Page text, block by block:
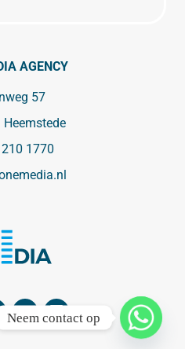
AGENCY
57
1770
Neem contact op